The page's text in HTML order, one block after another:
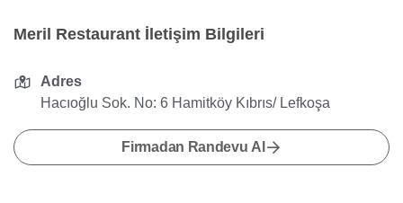
Meril Restaurant İletişim Bilgileri
Adres
Hacıoğlu Sok. No: 6 Hamitköy Kıbrıs/ Lefkoşa
Firmadan Randevu Al